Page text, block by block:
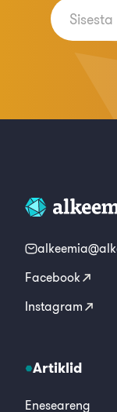
Facebook
Instagram
Artiklid
Eneseareng